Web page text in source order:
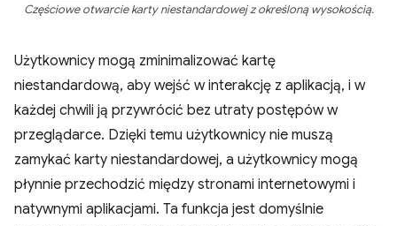
Częściowe otwarcie karty niestandardowej z określoną wysokością.
Użytkownicy mogą zminimalizować kartę
niestandardową, aby wejść w interakcję z aplikacją, i w
każdej chwili ją przywrócić bez utraty postępów w
przeglądarce. Dzięki temu użytkownicy nie muszą
zamykać karty niestandardowej, a użytkownicy mogą
płynnie przechodzić między stronami internetowymi i
natywnymi aplikacjami. Ta funkcja jest domyślnie